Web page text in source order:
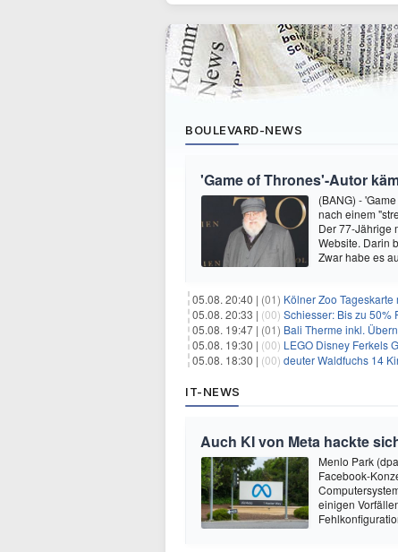
BOULEVARD-NEWS
'Game of Thrones'-Autor
(BANG) -
nach einem
Der 77-Jährige
Website. Darin
Zwar habe es
05.08. 20:40 | (01) Kölner Zoo
05.08. 20:33 | (00) Schiesser: Bis zu 50%
05.08. 19:47 | (01) Bali Therme inkl.
05.08. 19:30 | (00) LEGO Disney Ferkels
05.08. 18:30 | (00) deuter Waldfuchs 14
IT-NEWS
Auch KI von Meta hackte
Menlo Park
Facebook-
einigen